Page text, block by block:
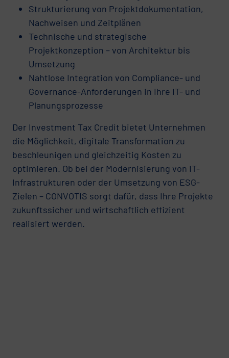
Strukturierung von Projektdokumentation,
Nachweisen und Zeitplänen
Technische und strategische
Projektkonzeption – von Architektur bis
Umsetzung
Nahtlose Integration von Compliance- und
Governance-Anforderungen in Ihre IT- und
Planungsprozesse
Der Investment Tax Credit bietet Unternehmen
die Möglichkeit, digitale Transformation zu
beschleunigen und gleichzeitig Kosten zu
optimieren. Ob bei der Modernisierung von IT-
Infrastrukturen oder der Umsetzung von ESG-
Zielen – CONVOTIS sorgt dafür, dass Ihre Projekte
zukunftssicher und wirtschaftlich effizient
realisiert werden.